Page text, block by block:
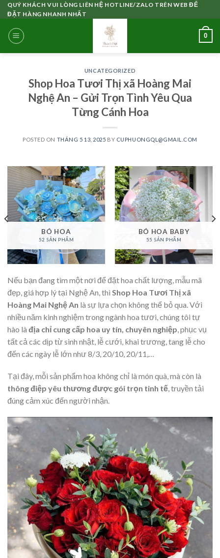
Skip
to
content
QUÝ KHÁCH VUI LÒNG LIÊN HỆ HOTLINE/ZALO TRÊN WEB ĐỂ
ĐẶT HÀNG NHANH NHẤT
0
UNCATEGORIZED
Shop Hoa Tươi Thị xã Hoàng Mai
Nghệ An – Gửi Trọn Tình Yêu Qua
Từng Cánh Hoa
POSTED ON THÁNG 5 13, 2025 BY CUPHUONGQL@GMAIL.COM
BÓ HOA
52 SẢN PHẨM
BÓ HOA BABY
55 SẢN PHẨM
Nếu bạn đang tìm một nơi để đặt hoa chất lượng, mẫu mã
đẹp, giá hợp lý tại Nghệ An, thì Shop Hoa Tươi Thị xã
Hoàng Mai Nghệ An là sự lựa chọn không thể bỏ qua. Với
nhiều năm kinh nghiệm trong ngành hoa tươi, chúng tôi tự
hào là địa chỉ cung cấp hoa uy tín, chuyên nghiệp , phục vụ
tất cả các dịp từ sinh nhật, lễ cưới, khai trương, tang lễ cho
đến các ngày lễ lớn như 8/3, 20/10, 20/11,…
Tại đây, mỗi sản phẩm hoa không chỉ là món quà, mà còn là
thông điệp yêu thương được gói trọn tinh tế, truyền tải
đúng cảm xúc đến người nhận.